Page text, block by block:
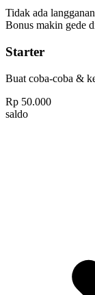
Tidak ada
Bonus makin gede
Starter
Buat coba-coba &
Rp 50.000
saldo